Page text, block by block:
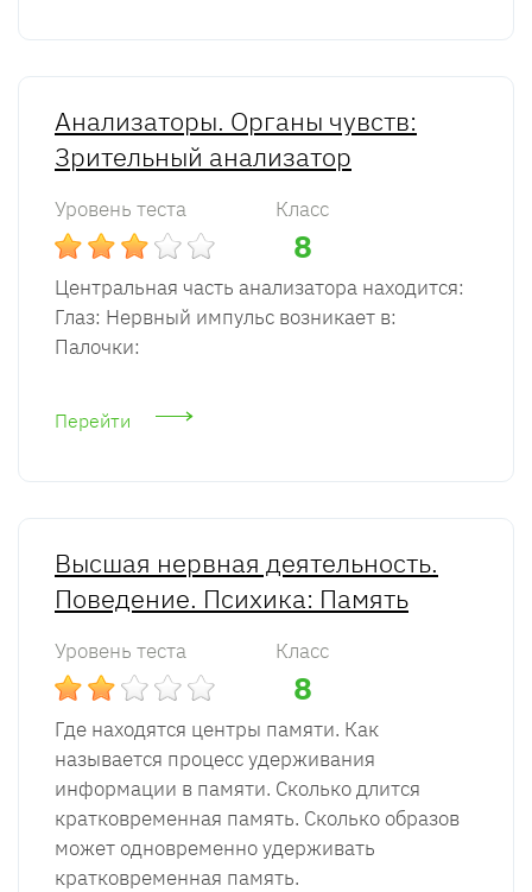
Анализаторы. Органы чувств:
Зрительный анализатор
Уровень теста Класс
8
Центральная часть анализатора находится:
Глаз: Нервный импульс возникает в:
Палочки:
Перейти
Высшая нервная деятельность.
Поведение. Психика: Память
Уровень теста Класс
8
Где находятся центры памяти. Как
называется процесс удерживания
информации в памяти. Сколько длится
кратковременная память. Сколько образов
может одновременно удерживать
кратковременная память.